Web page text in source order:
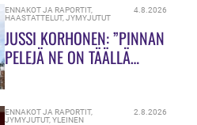
ENNAKOT JA RAPORTIT,
HAASTATTELUT,JYMYJUTUT
4.8.2026
JUSSI KORHONEN: ”PINNAN
PELEJÄ NE ON TÄÄLLÄ
ENNAKOT JA RAPORTIT,
JYMYJUTUT,YLEINEN
2.8.2026